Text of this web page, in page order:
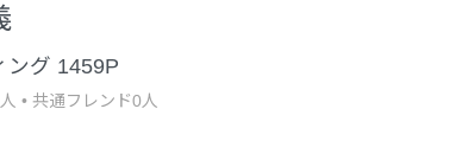
ング 1459P
• 共通フレンド0人